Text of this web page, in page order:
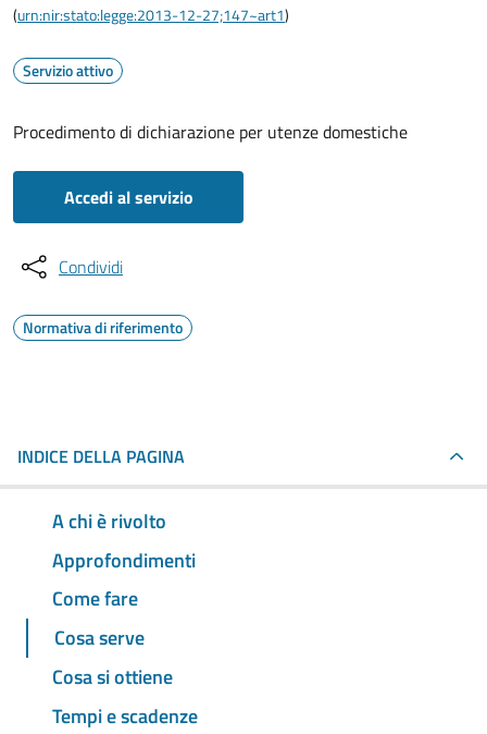
(urn:nir:stato:legge:2013-12-27;147~art1)
Servizio attivo
Procedimento di dichiarazione per utenze domestiche
Accedi al servizio
Condividi
Normativa di riferimento
INDICE DELLA PAGINA
A chi è rivolto
Approfondimenti
Come fare
Cosa serve
Cosa si ottiene
Tempi e scadenze